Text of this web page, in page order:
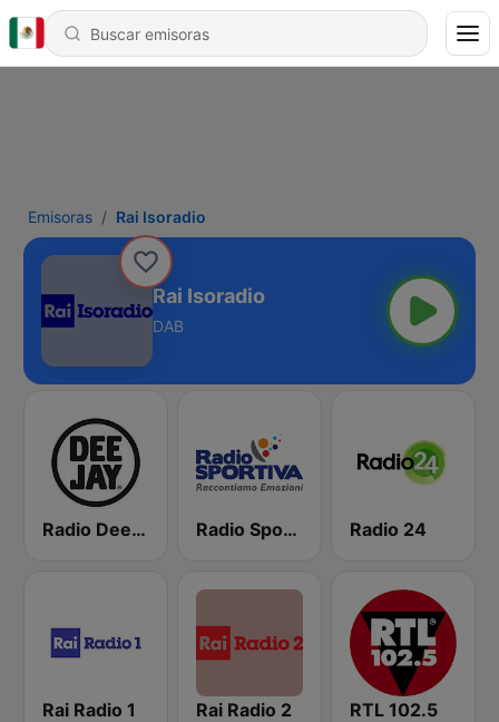
Emisoras Rai Isoradio
Rai Isoradio
DAB
Radio Deejay Radio Sportiva Radio 24
Rai Radio 1 Rai Radio 2 RTL 102.5